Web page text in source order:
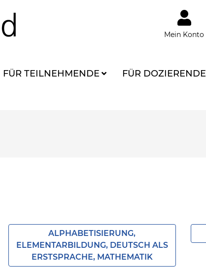
Mein Konto
FÜR TEILNEHMENDE FÜR DOZIERENDE
ALPHABETISIERUNG,
ELEMENTARBILDUNG, DEUTSCH ALS
ERSTSPRACHE, MATHEMATIK